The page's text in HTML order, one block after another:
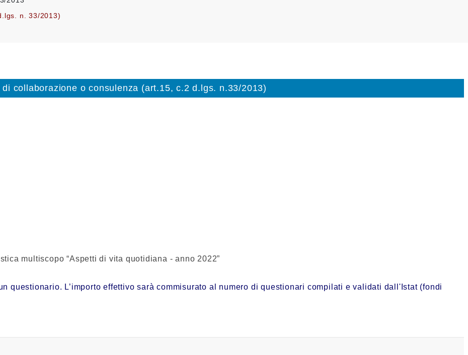
n. 33/2013)
collaborazione o consulenza (art.15, c.2 d.lgs. n.33/2013)
multiscopo “Aspetti di vita quotidiana - anno 2022”
questionario. L’importo effettivo sarà commisurato al numero di questionari compilati e validati dall'Istat (fondi